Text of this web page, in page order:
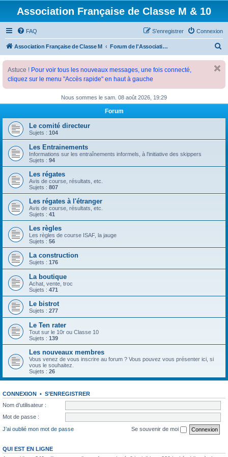
Association Française de Classe M & 10
FAQ Connexion
S’enregistrer
Association Française de Classe M Forum de l'Association Française de Classe M
c
Astuce ! Pour voir tous les nouveaux messages, une fois connecté,
cliquez sur le menu "Accès rapide" en haut à gauche
Nous sommes le sam. 08 août 2026, 19:29
Forum
Le comité directeur
Sujets : 104
Les Entrainements
Informations sur les entraînements informels, à l'initiative des skippers
Sujets : 94
Les régates
Avis de course, résultats, etc.
Sujets : 807
Les régates à l'étranger
Avis de course, résultats, etc.
Sujets : 41
Les règles
Les règles de course ISAF, la jauge
Sujets : 56
La construction
Sujets : 176
La boutique
Achat, vente, troc
Sujets : 471
Le bistrot
Sujets : 277
Le Ten rater
Tout sur le 10r ou Classe 10
Sujets : 139
Les nouveaux membres
Vous venez de vous inscrire au forum ? Vous pouvez vous présenter ici, si
vous le souhaitez.
Sujets : 26
CONNEXION • S’ENREGISTRER
Nom d’utilisateur :
Mot de passe :
J’ai oublié mon mot de passe
Se souvenir de moi
QUI EST EN LIGNE